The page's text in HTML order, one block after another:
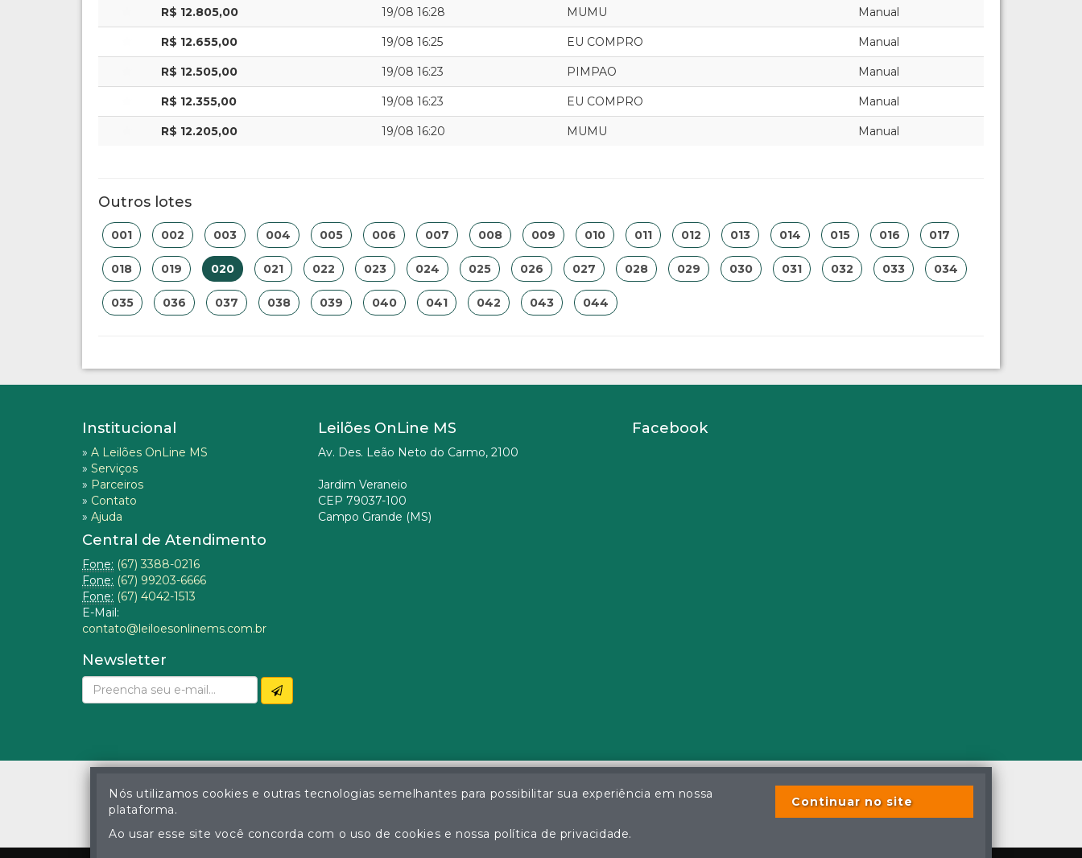
R$ 12.805,00 19/08 16:28 MUMU Manual
R$ 12.655,00 19/08 16:25 EU COMPRO Manual
R$ 12.505,00 19/08 16:23 PIMPAO Manual
R$ 12.355,00 19/08 16:23 EU COMPRO Manual
R$ 12.205,00 19/08 16:20 MUMU Manual
Outros lotes
001 002 003 004 005 006 007 008 009 010 011 012 013 014 015 016 017
018 019 020 021 022 023 024 025 026 027 028 029 030 031 032 033 034
035 036 037 038 039 040 041 042 043 044
Institucional
» A Leilões OnLine MS
» Serviços
» Parceiros
» Contato
» Ajuda
Central de Atendimento
Fone: (67) 3388-0216
Fone: (67) 99203-6666
Fone: (67) 4042-1513
E-Mail:
contato@leiloesonlinems.com.br
Newsletter
Leilões OnLine MS
Av. Des. Leão Neto do Carmo, 2100
Jardim Veraneio
CEP 79037-100
Campo Grande (MS)
Facebook
© Gustavo Correa Pereira da Silva - Leiloeiro Público Oficial - Matrícula nº 26 JUCEMS - Todos os direitos reservados
A cópia ou reprodução não autorizada do conteúdo deste site poderá acarretar em penas previstas em lei.
Nós utilizamos cookies e outras tecnologias semelhantes para possibilitar sua experiência em nossa
plataforma.
Ao usar esse site você concorda com o uso de cookies e nossa política de privacidade.
Continuar no site